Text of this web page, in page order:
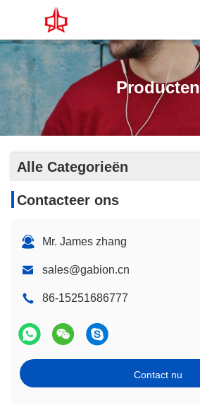
Producten
Alle Categorieën
Contacteer ons
Mr. James zhang
sales@gabion.cn
86-15251686777
Contact nu